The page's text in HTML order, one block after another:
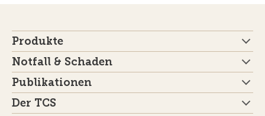
Produkte
Notfall & Schaden
Publikationen
Der TCS